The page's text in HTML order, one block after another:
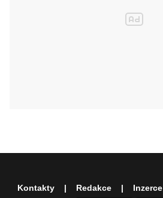
Kontakty Redakce Inzerce